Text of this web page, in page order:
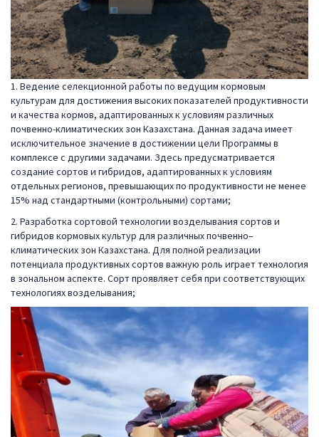
1. Ведение селекционной работы по ведущим кормовым
культурам для достижения высоких показателей продуктивности
и качества кормов, адаптированных к условиям различных
почвенно-климатических зон Казахстана. Данная задача имеет
исключительное значение в достижении цели Программы в
комплексе с другими задачами. Здесь предусматривается
создание сортов и гибридов, адаптированных к условиям
отдельных регионов, превышающих по продуктивности не менее
15% над стандартными (контрольными) сортами;
2. Разработка сортовой технологии возделывания сортов и
гибридов кормовых культур для различных почвенно–
климатических зон Казахстана. Для полной реализации
потенциала продуктивных сортов важную роль играет технология
в зональном аспекте. Сорт проявляет себя при соответствующих
технологиях возделывания;